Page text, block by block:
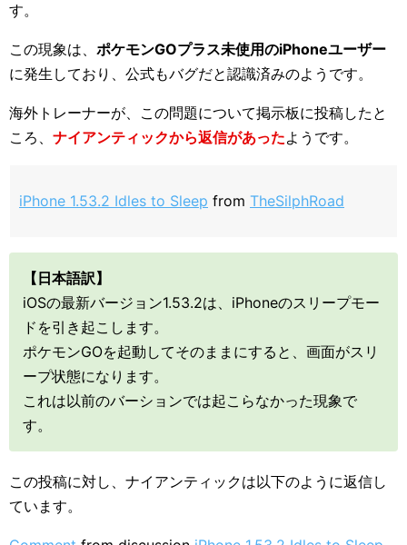
す。
この現象は、 ポケモンGOプラス未使用のiPhoneユーザー
に発生しており、公式もバグだと認識済みのようです。
海外トレーナーが、この問題について掲示板に投稿したと
ころ、 ナイアンティックから返信があったようです。
iPhone 1.53.2 Idles to Sleep from TheSilphRoad
【日本語訳】
iOSの最新バージョン1.53.2は、iPhoneのスリープモー
ドを引き起こします。
ポケモンGOを起動してそのままにすると、画面がスリ
ープ状態になります。
これは以前のバーションでは起こらなかった現象で
す。
この投稿に対し、ナイアンティックは以下のように返信し
ています。